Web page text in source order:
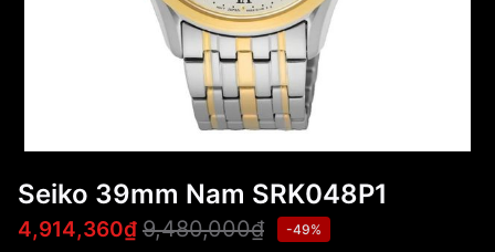
Seiko 39mm Nam SRK048P1
4,914,360₫ 9,480,000₫ -49%